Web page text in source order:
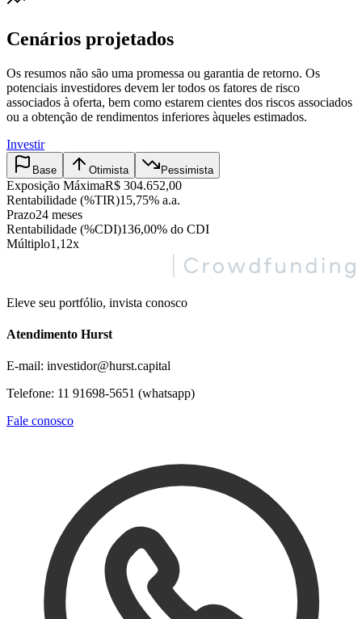
Cenários projetados
Os resumos não são uma promessa ou garantia de retorno. Os
potenciais investidores devem ler todos os fatores de risco
associados à oferta, bem como estarem cientes dos riscos associados
ou a obtenção de rendimentos inferiores àqueles estimados.
Investir
Base Otimista Pessimista
Exposição MáximaR$ 304.652,00
Rentabilidade (%TIR)15,75% a.a.
Prazo24 meses
Rentabilidade (%CDI)136,00% do CDI
Múltiplo1,12x
Eleve seu portfólio, invista conosco
Atendimento Hurst
E-mail: investidor@hurst.capital
Telefone: 11 91698-5651 (whatsapp)
Fale conosco